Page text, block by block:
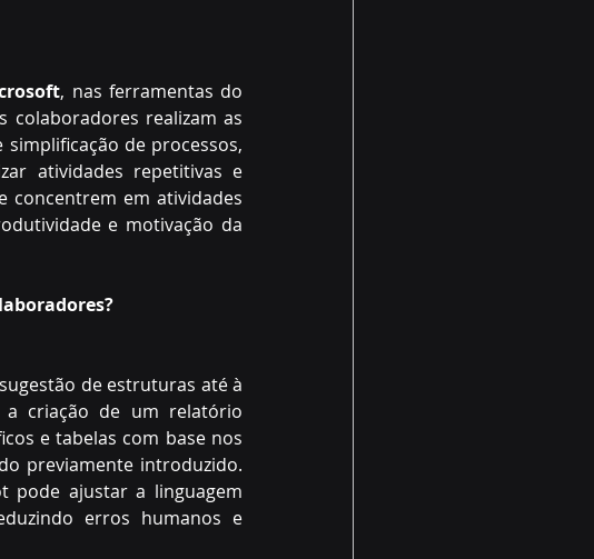
, nas ferramentas do
realizam as
de processos,
atividades repetitivas e
concentrem em atividades
e motivação da
de estruturas até à
a criação de um relatório
e tabelas com base nos
previamente introduzido.
pode ajustar a linguagem
erros humanos e